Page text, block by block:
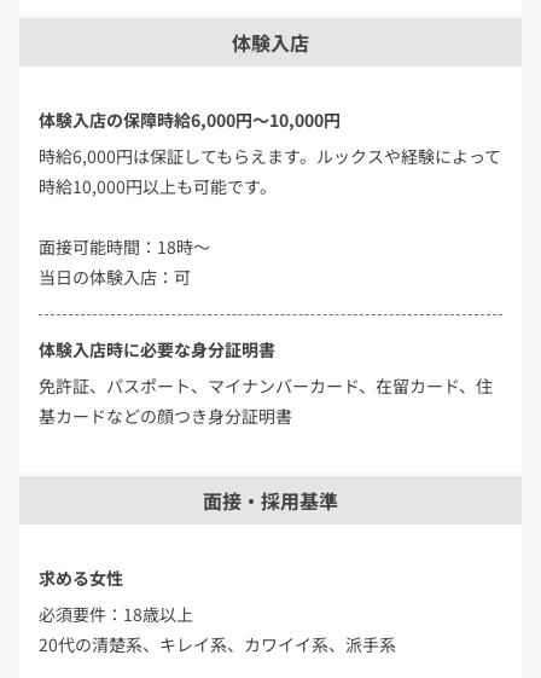
体験入店
体験入店の保障時給6,000円～10,000円
時給6,000円は保証してもらえます。ルックスや経験によって
時給10,000円以上も可能です。
面接可能時間：18時～
当日の体験入店：可
体験入店時に必要な身分証明書
免許証、パスポート、マイナンバーカード、在留カード、住
基カードなどの顔つき身分証明書
面接・採用基準
求める女性
必須要件：18歳以上
20代の清楚系、キレイ系、カワイイ系、派手系